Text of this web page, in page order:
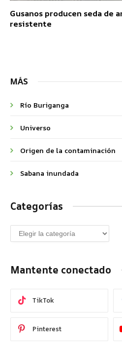
Gusanos producen seda de
resistente
MÁS
Río Buriganga
Universo
Origen de la contaminación
Sabana inundada
Categorías
Mantente conectado
TikTok
Pinterest